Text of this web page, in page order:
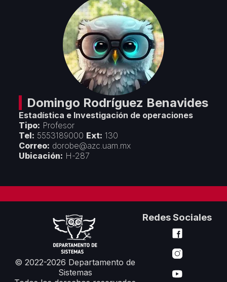
Identidad
Directorio
Contacto
Créditos
Objetivos y Estrategias
Licenciaturas / Posgrados
Grupos Temáticos
Espacios de Docencia
Investigación
Áreas Académicas
Espacios de Investigación
Seminarios y Congresos
Premios y Reconocimientos
Cursos de Actualización
Vinculación
Convenios con Empresas
Colaboración con Universidades
Proyectos Financiados
Servicios
Formatos Departamentales
Domingo Rodríguez Benavides
Estadística e Investigación de operaciones
Tipo: Profesor
Tel: 5553189000 Ext: 130
Correo: dorobe@azc.uam.mx
Ubicación: H-287
© 2022-2026 Departamento de
Sistemas
Redes Sociales